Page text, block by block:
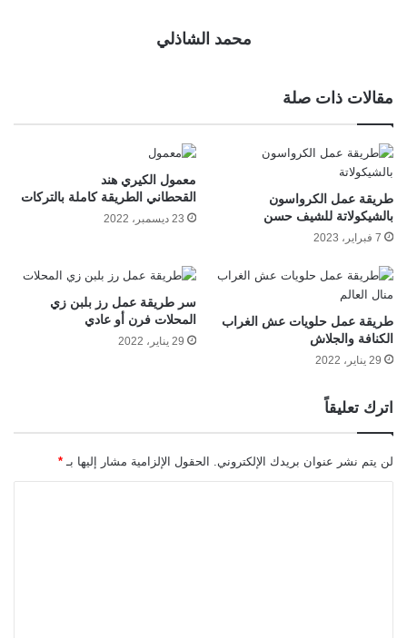
محمد الشاذلي
مقالات ذات صلة
طريقة عمل الكرواسون
بالشيكولاتة للشيف حسن
7 فبراير، 2023
معمول الكيري هند
القحطاني الطريقة كاملة بالتركات
23 ديسمبر، 2022
طريقة عمل حلويات عش الغراب
الكنافة والجلاش
29 يناير، 2022
سر طريقة عمل رز بلبن زي
المحلات فرن أو عادي
29 يناير، 2022
اترك تعليقاً
لن يتم نشر عنوان بريدك الإلكتروني. الحقول الإلزامية مشار إليها بـ *